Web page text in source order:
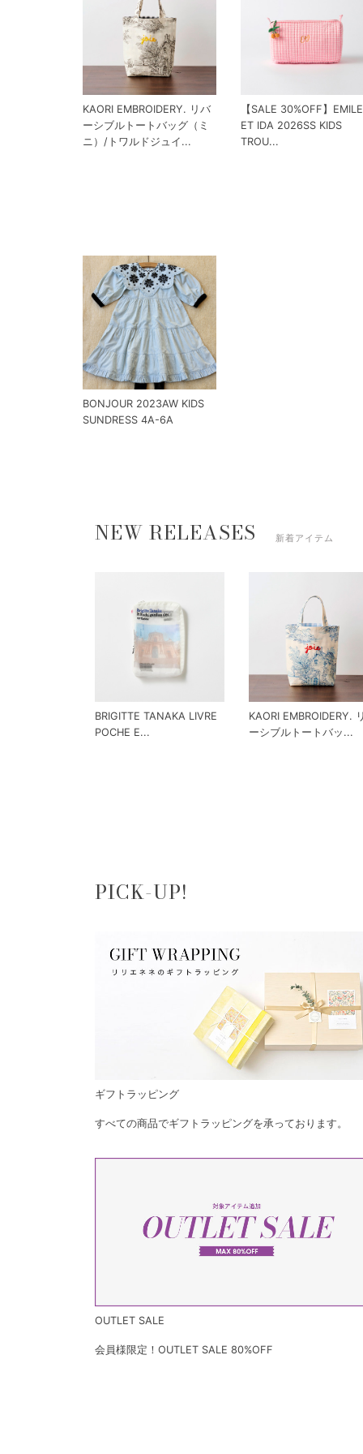
KAORI EMBROIDERY. リバ
ーシブルトートバッグ（ミ
ニ）/トワルドジュイ...
【SALE 30%OFF】EMILE
ET IDA 2026SS KIDS
TROU...
BONJOUR 2023AW KIDS
SUNDRESS 4A-6A
NEW RELEASES 新着アイテム
BRIGITTE TANAKA LIVRE
POCHE E...
KAORI EMBROIDERY.
ーシブルトートバッ...
PICK-UP!
ギフトラッピング
すべての商品でギフトラッピングを承っております。
OUTLET SALE
会員様限定！OUTLET SALE 80%OFF